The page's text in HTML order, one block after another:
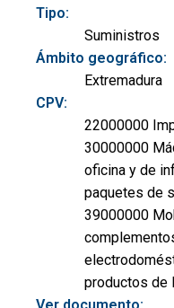
Tipo:
Suministros
Ámbito geográfico:
Extremadura
CPV:
22000000
30000000
oficina y de
paquetes de
39000000
productos de